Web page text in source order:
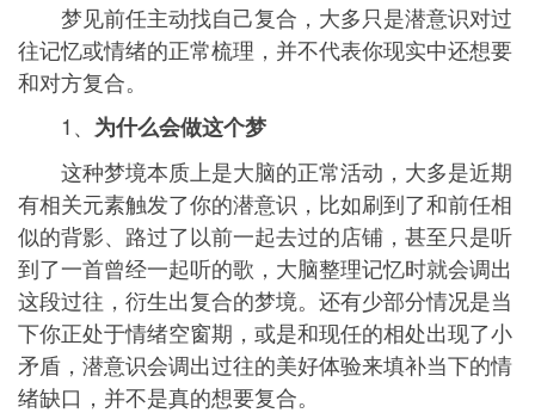
梦见前任主动找自己复合，大多只是潜意识对过
往记忆或情绪的正常梳理，并不代表你现实中还想要
和对方复合。
1、 为什么会做这个梦
这种梦境本质上是大脑的正常活动，大多是近期
有相关元素触发了你的潜意识，比如刷到了和前任相
似的背影、路过了以前一起去过的店铺，甚至只是听
到了一首曾经一起听的歌，大脑整理记忆时就会调出
这段过往，衍生出复合的梦境。还有少部分情况是当
下你正处于情绪空窗期，或是和现任的相处出现了小
矛盾，潜意识会调出过往的美好体验来填补当下的情
绪缺口，并不是真的想要复合。